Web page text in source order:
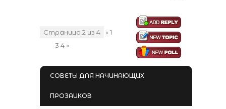
Страница 2 из 4 «1
3 4 »
СОВЕТЫ ДЛЯ НАЧИНАЮЩИХ
ПРОЗАИКОВ